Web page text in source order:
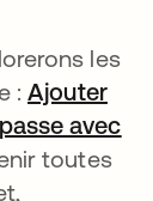
les
:Ajouter
avec
un nouvel
toutes